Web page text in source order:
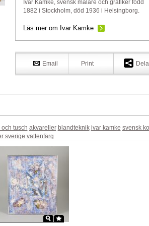
Ivar Kamke, svensk målare och grafiker född
1882 i Stockholm, död 1936 i Helsingborg.
Läs mer om Ivar Kamke
Email Print Dela
tusch akvareller blandteknik ivar kamke svensk
sverige vattenfärg